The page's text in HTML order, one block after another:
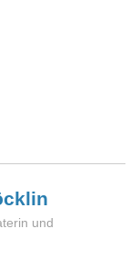
und